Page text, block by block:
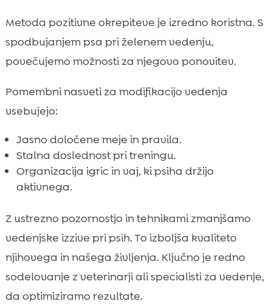
Metoda pozitivne okrepiteve je izredno koristna. S
spodbujanjem psa pri želenem vedenju,
povečujemo možnosti za njegovo ponovitev.
Pomembni nasveti za modifikacijo vedenja
vsebujejo:
Jasno določene meje in pravila.
Stalna doslednost pri treningu.
Organizacija igric in vaj, ki psiha držijo
aktivnega.
Z ustrezno pozornostjo in tehnikami zmanjšamo
vedenjske izzive pri psih. To izboljša kvaliteto
njihovega in našega življenja. Ključno je redno
sodelovanje z veterinarji ali specialisti za vedenje,
da optimiziramo rezultate.